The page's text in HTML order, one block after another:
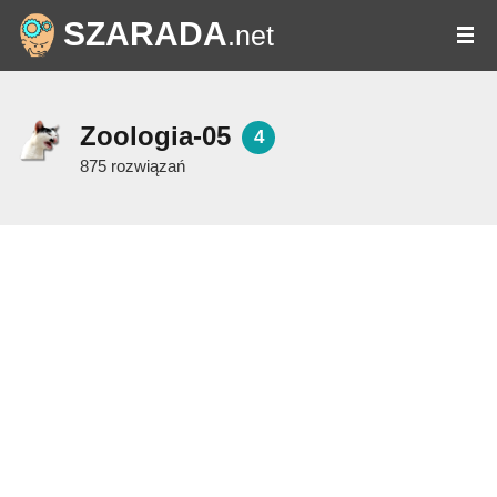
SZARADA.net
Zoologia-05 4
875 rozwiązań